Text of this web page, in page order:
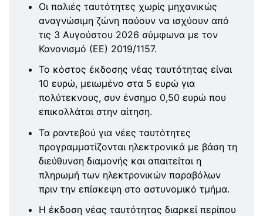
Οι παλιές ταυτότητες χωρίς μηχανικώς
αναγνώσιμη ζώνη παύουν να ισχύουν από
τις 3 Αυγούστου 2026 σύμφωνα με τον
Κανονισμό (ΕΕ) 2019/1157.
Το κόστος έκδοσης νέας ταυτότητας είναι
10 ευρώ, μειωμένο στα 5 ευρώ για
πολύτεκνους, συν ένσημο 0,50 ευρώ που
επικολλάται στην αίτηση.
Τα ραντεβού για νέες ταυτότητες
προγραμματίζονται ηλεκτρονικά με βάση τη
διεύθυνση διαμονής και απαιτείται η
πληρωμή των ηλεκτρονικών παραβόλων
πριν την επίσκεψη στο αστυνομικό τμήμα.
Η έκδοση νέας ταυτότητας διαρκεί περίπου